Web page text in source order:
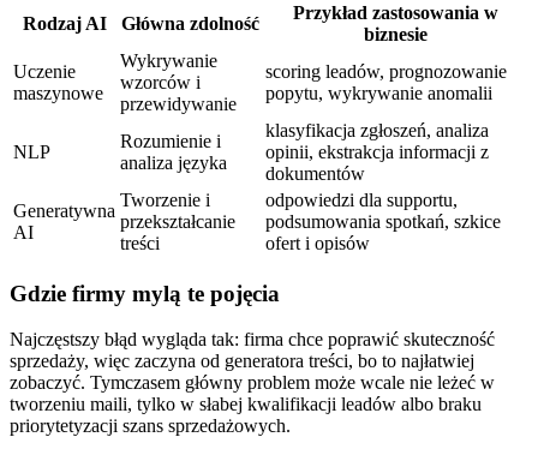
Rodzaj AI Główna zdolność
Przykład zastosowania w
biznesie
Uczenie
maszynowe
Wykrywanie
wzorców i
przewidywanie
scoring leadów, prognozowanie
popytu, wykrywanie anomalii
NLP
Rozumienie i
analiza języka
klasyfikacja zgłoszeń, analiza
opinii, ekstrakcja informacji z
dokumentów
Generatywna
AI
Tworzenie i
przekształcanie
treści
odpowiedzi dla supportu,
podsumowania spotkań, szkice
ofert i opisów
Gdzie firmy mylą te pojęcia
Najczęstszy błąd wygląda tak: firma chce poprawić skuteczność
sprzedaży, więc zaczyna od generatora treści, bo to najłatwiej
zobaczyć. Tymczasem główny problem może wcale nie leżeć w
tworzeniu maili, tylko w słabej kwalifikacji leadów albo braku
priorytetyzacji szans sprzedażowych.